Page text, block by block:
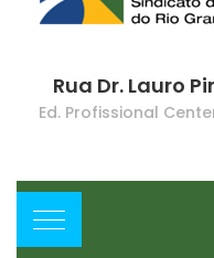
Rua Dr. Lauro
Ed. Profissional